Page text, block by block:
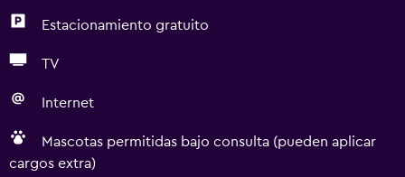
Estacionamiento gratuito
TV
Internet
Mascotas permitidas bajo consulta (pueden aplicar
cargos extra)